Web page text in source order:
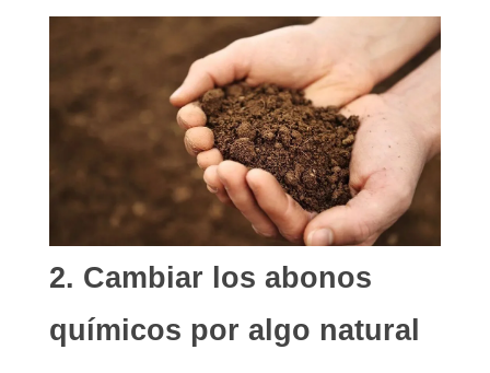
2. Cambiar los abonos
químicos por algo natural